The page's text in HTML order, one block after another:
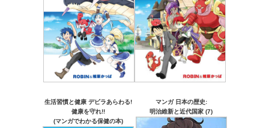
生活習慣と健康 デビラあらわる!
健康を守れ!!
(マンガでわかる保健の本)
マンガ 日本の歴史:
明治維新と近代国家 (7)